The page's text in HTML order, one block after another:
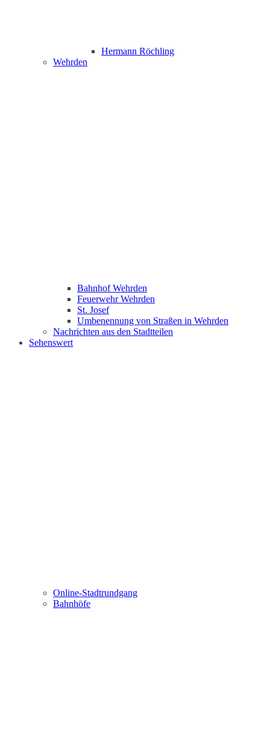
Hermann Röchling
Wehrden
Bahnhof Wehrden
Feuerwehr Wehrden
St. Josef
Umbenennung von Straßen in Wehrden
Nachrichten aus den Stadtteilen
Sehenswert
Online-Stadtrundgang
Bahnhöfe